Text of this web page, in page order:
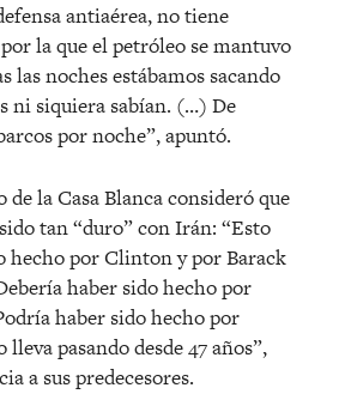
antiaérea, no tiene
la que el petróleo se mantuvo
las noches estábamos sacando
ni siquiera sabían. (…) De
por noche”, apuntó.
la Casa Blanca consideró que
tan “duro” con Irán: “Esto
hecho por Clinton y por Barack
haber sido hecho por
haber sido hecho por
pasando desde 47 años”,
a sus predecesores.